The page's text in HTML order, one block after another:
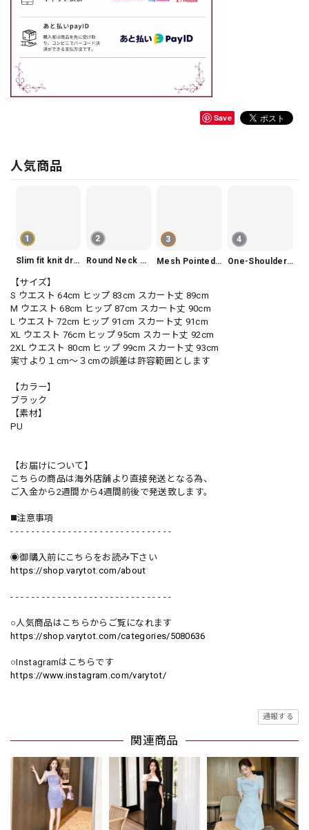
Save
人気商品
1
Slim fit knit dress(3color) V1330
2
Round Neck Tiered Sleeveless Dress V2290
3
Mesh Pointed Toe Pumps V165
4
One-Shoulder Slim-Fit Flattering Mermaid Skirt Dress V2295
【サイズ】
S ウエスト 64cm ヒップ 83cm スカート丈 89cm
M ウエスト 68cm ヒップ 87cm スカート丈 90cm
L ウエスト 72cm ヒップ 91cm スカート丈 91cm
XL ウエスト 76cm ヒップ 95cm スカート丈 92cm
2XL ウエスト 80cm ヒップ 99cm スカート丈 93cm
実寸より１cm〜３cmの誤差は許容範囲とします
【カラー】
ブラック
【素材】
PU
【お届けについて】
こちらの商品は海外店舗より直接発送となる為、
ご入金から2週間から4週間前後で発送致します。
◼️注意事項
- - - - - - - - - - - - - - - - - - - - - - - - - - - - - - -
◉御購入前にこちらをお読み下さい
https://shop.varytot.com/about
- - - - - - - - - - - - - - - - - - - - - - - - - - - - - - -
○人気商品はこちらからご覧になれます
https://shop.varytot.com/categories/5080636
○Instagramはこちらです
https://www.instagram.com/varytot/
通報する
関連商品